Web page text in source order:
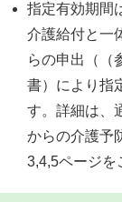
指定有効期間
介護給付と一
らの申出（（
書）により指
す。詳細は、
からの介護予
3,4,5ページを